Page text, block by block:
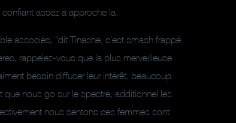
assez à approche la.
associés, “dit Tinashe, c’est smash frappé
rappelez-vous que la plus merveilleuse
besoin diffuser leur intérêt, beaucoup
que nous go sur le spectre, additionnel les
nous sentons ces femmes sont